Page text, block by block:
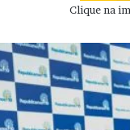
Clique na